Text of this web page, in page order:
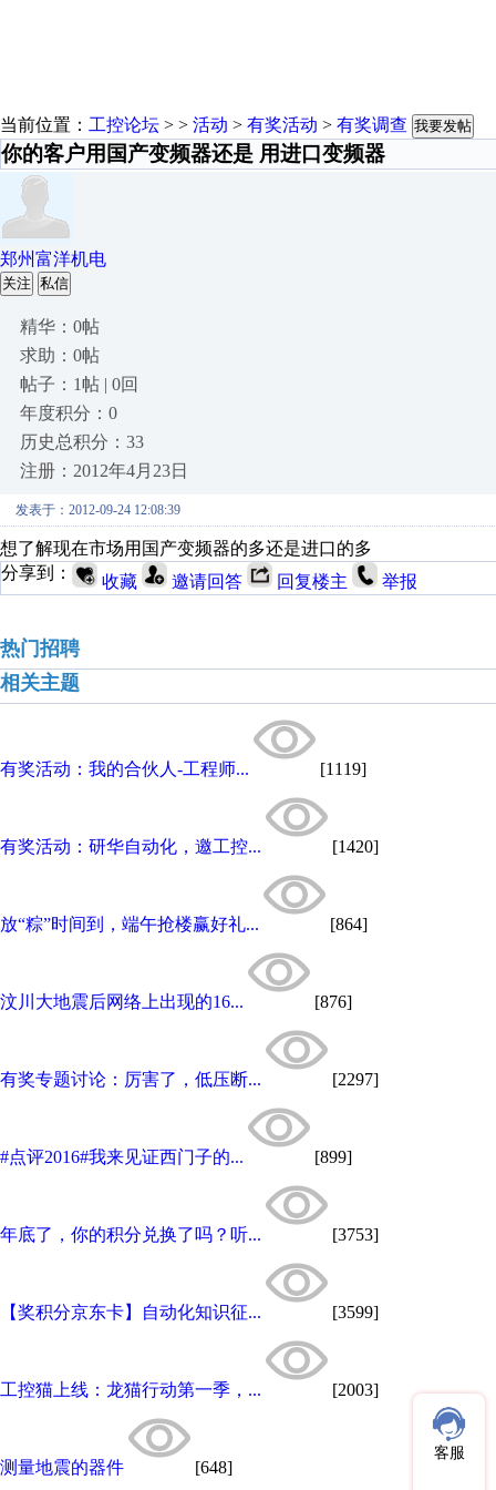
当前位置： 工控论坛 > > 活动 > 有奖活动 > 有奖调查 我要发帖
你的客户用国产变频器还是 用进口变频器
郑州富洋机电
关注 私信
精华：0帖
求助：0帖
帖子：1帖 | 0回
年度积分：0
历史总积分：33
注册：2012年4月23日
发表于：2012-09-24 12:08:39
想了解现在市场用国产变频器的多还是进口的多
分享到：
收藏 邀请回答 回复楼主 举报
热门招聘
相关主题
有奖活动：我的合伙人-工程师... [1119]
有奖活动：研华自动化，邀工控... [1420]
放“粽”时间到，端午抢楼赢好礼... [864]
汶川大地震后网络上出现的16... [876]
有奖专题讨论：厉害了，低压断... [2297]
#点评2016#我来见证西门子的... [899]
年底了，你的积分兑换了吗？听... [3753]
【奖积分京东卡】自动化知识征... [3599]
工控猫上线：龙猫行动第一季，... [2003]
测量地震的器件 [648]
客服